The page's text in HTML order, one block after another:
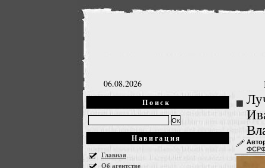
06.08.2026
Поиск
Навигация
Главная
Об агентстве